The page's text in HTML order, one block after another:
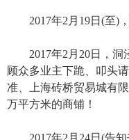
2017年2月19日(至)，
2017年2月20日，洞
顾众多业主下跪、叩头
准、上海砖桥贸易城有
万平方米的商铺！